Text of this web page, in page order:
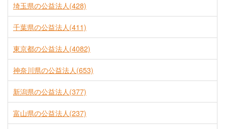
埼玉県の公益法人(428)
千葉県の公益法人(411)
東京都の公益法人(4082)
神奈川県の公益法人(653)
新潟県の公益法人(377)
富山県の公益法人(237)